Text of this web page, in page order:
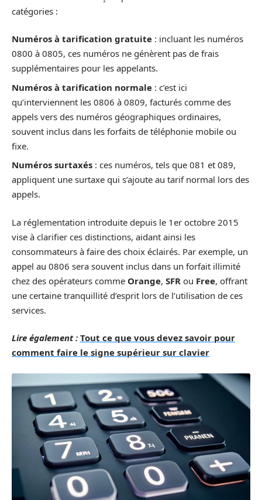
catégories :
Numéros à tarification gratuite : incluant les numéros
0800 à 0805, ces numéros ne génèrent pas de frais
supplémentaires pour les appelants.
Numéros à tarification normale : c’est ici
qu’interviennent les 0806 à 0809, facturés comme des
appels vers des numéros géographiques ordinaires,
souvent inclus dans les forfaits de téléphonie mobile ou
fixe.
Numéros surtaxés : ces numéros, tels que 081 et 089,
appliquent une surtaxe qui s’ajoute au tarif normal lors des
appels.
La réglementation introduite depuis le 1er octobre 2015
vise à clarifier ces distinctions, aidant ainsi les
consommateurs à faire des choix éclairés. Par exemple, un
appel au 0806 sera souvent inclus dans un forfait illimité
chez des opérateurs comme Orange, SFR ou Free, offrant
une certaine tranquillité d’esprit lors de l’utilisation de ces
services.
Lire également : Tout ce que vous devez savoir pour
comment faire le signe supérieur sur clavier